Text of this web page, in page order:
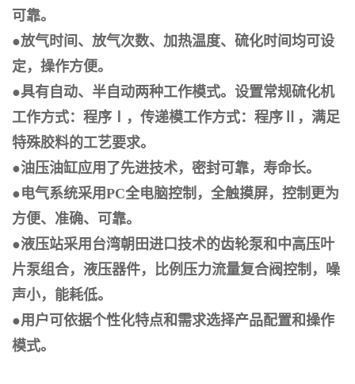
可靠。
●放气时间、放气次数、加热温度、硫化时间均可设
定，操作方便。
●具有自动、半自动两种工作模式。设置常规硫化机
工作方式：程序
，传递模工作方式：程序
，满足
特殊胶料的工艺要求。
●油压油缸应用了先进技术，密封可靠，寿命长。
●电气系统采用PC全电脑控制，全触摸屏，控制更为
方便、准确、可靠。
●液压站采用台湾朝田进口技术的齿轮泵和中高压叶
片泵组合，液压器件，比例压力流量复合阀控制，噪
声小，能耗低。
●用户可依据个性化特点和需求选择产品配置和操作
模式。